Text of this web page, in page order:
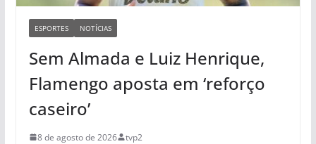
ESPORTES NOTÍCIAS
Sem Almada e Luiz Henrique,
Flamengo aposta em ‘reforço
caseiro’
8 de agosto de 2026 tvp2